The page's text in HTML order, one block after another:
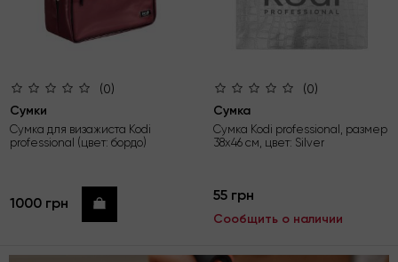
(0)
Сумки
Сумка для визажиста Kodi
professional (цвет: бордо)
1000 грн Купить
(0)
Сумка
Сумка Kodi professional, размер
38х46 см, цвет: Silver
55 грн
Сообщить о наличии